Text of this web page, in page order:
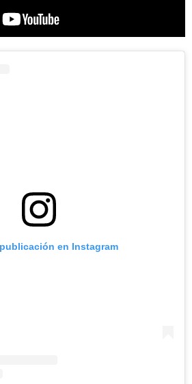
en Instagram